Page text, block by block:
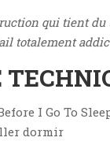
qui tient du
totalement
I Go To
dormir